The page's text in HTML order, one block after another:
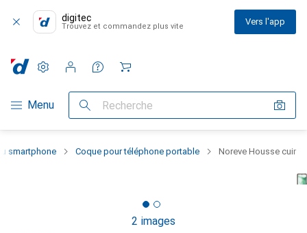
digitec
Trouvez et commandez plus vite Vers l'app
Navigation par catégorie
Menu Recherche
Paramètres
Compte client
Listes de comparaison
Listes d'envies
Panier
smartphone Coque pour téléphone portable Noreve Housse cuir
2 images